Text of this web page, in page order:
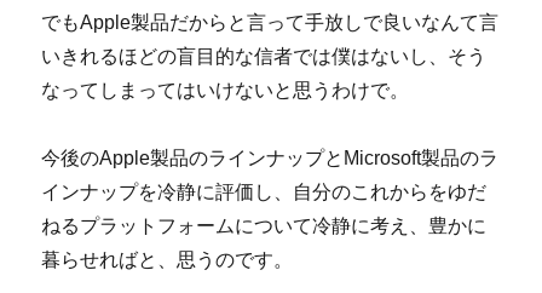
でもApple製品だからと言って手放しで良いなんて言
いきれるほどの盲目的な信者では僕はないし、そう
なってしまってはいけないと思うわけで。
今後のApple製品のラインナップとMicrosoft製品のラ
インナップを冷静に評価し、自分のこれからをゆだ
ねるプラットフォームについて冷静に考え、豊かに
暮らせればと、思うのです。